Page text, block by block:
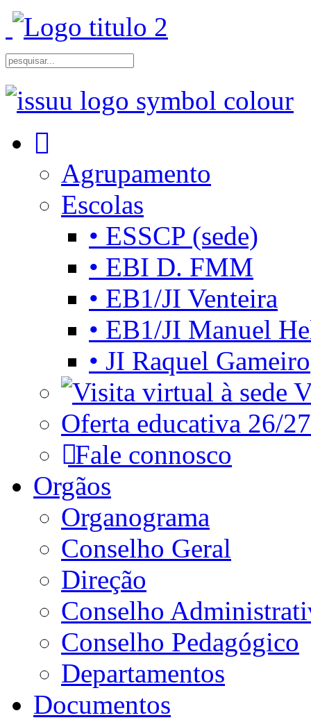
Agrupamento
Escolas
• ESSCP (sede)
• EBI D. FMM
• EB1/JI Venteira
• EB1/JI Manuel
• JI Raquel Gameiro
Oferta educativa 26/27
Fale connosco
Orgãos
Organograma
Conselho Geral
Direção
Conselho
Conselho Pedagógico
Departamentos
Documentos